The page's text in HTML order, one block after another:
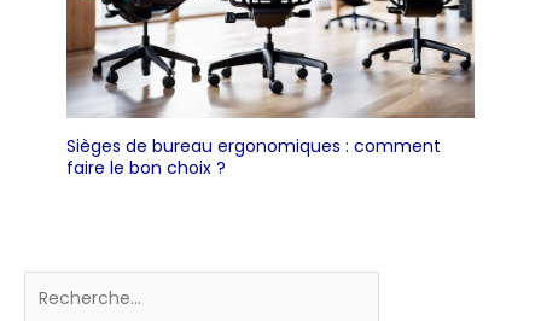
Sièges de bureau ergonomiques : comment
faire le bon choix ?
Rechercher